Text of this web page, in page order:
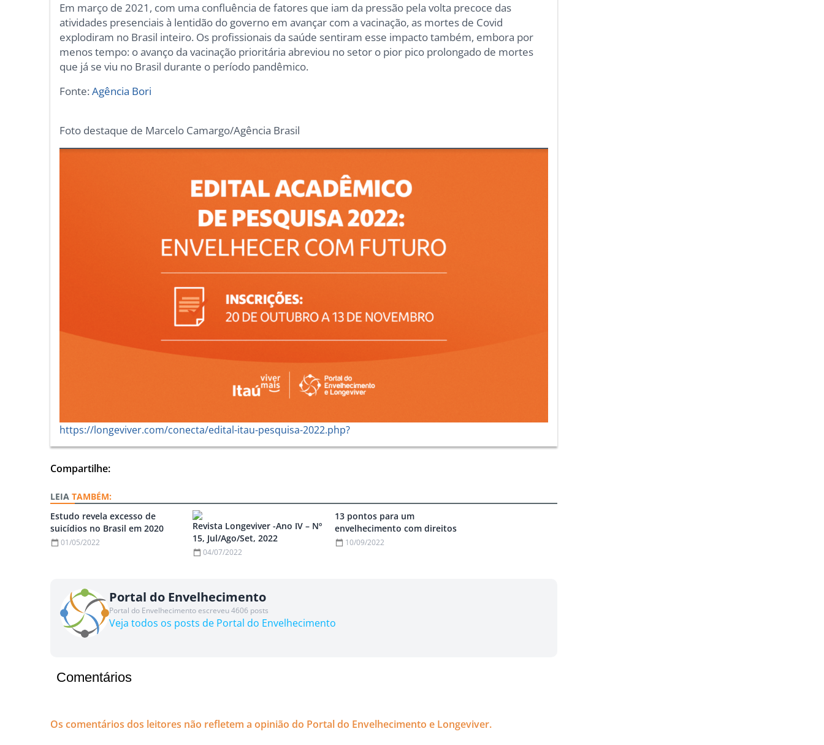
Em março de 2021, com uma confluência de fatores que iam da pressão pela volta precoce das
atividades presenciais à lentidão do governo em avançar com a vacinação, as mortes de Covid
explodiram no Brasil inteiro. Os profissionais da saúde sentiram esse impacto também, embora por
menos tempo: o avanço da vacinação prioritária abreviou no setor o pior pico prolongado de mortes
que já se viu no Brasil durante o período pandêmico.
Fonte:Agência Bori
Foto destaque de Marcelo Camargo/Agência Brasil
https://longeviver.com/conecta/edital-itau-pesquisa-2022.php?
Compartilhe:
TAMBÉM:
Estudo revela excesso de
suicídios no Brasil em 2020
01/05/2022
Revista Longeviver -Ano IV – Nº
15, Jul/Ago/Set, 2022
04/07/2022
13 pontos para um
envelhecimento com direitos
10/09/2022
Portal do Envelhecimento
Portal do Envelhecimento escreveu 4606 posts
Veja todos os posts de Portal do Envelhecimento
Comentários
Os comentários dos leitores não refletem a opinião do Portal do Envelhecimento e Longeviver.